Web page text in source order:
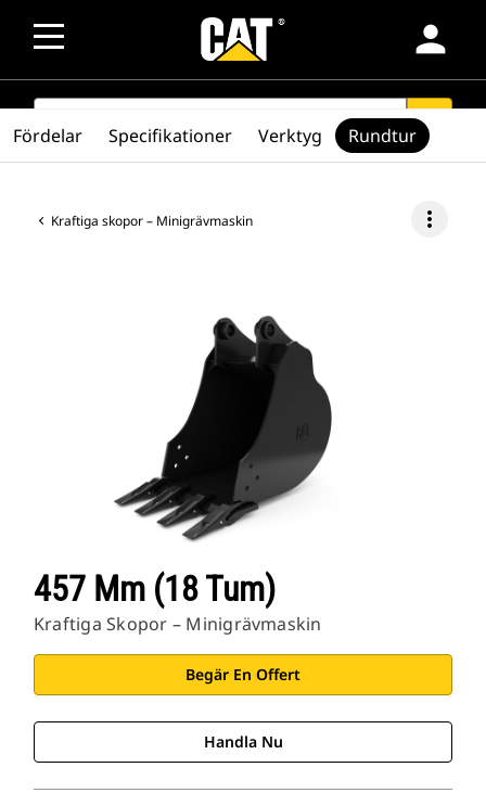
person
SEARCH search
Kraftiga skopor – Minigrävmaskin more_vert
457 Mm (18 Tum)
Kraftiga Skopor – Minigrävmaskin
Begär En Offert
Handla Nu
Fördelar Specifikationer Verktyg Rundtur